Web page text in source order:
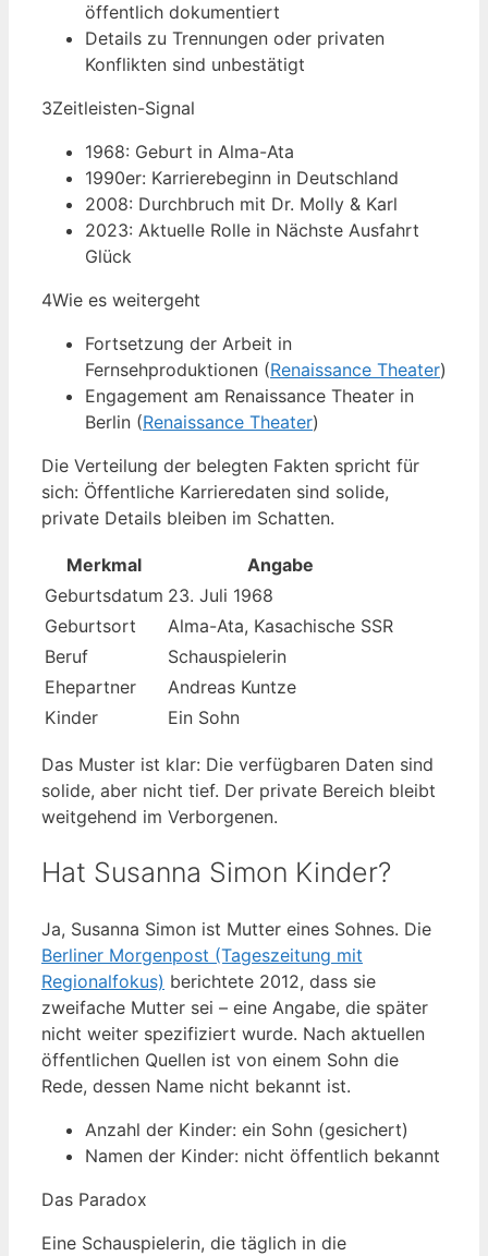
öffentlich dokumentiert
Details zu Trennungen oder privaten
Konflikten sind unbestätigt
3Zeitleisten-Signal
1968: Geburt in Alma-Ata
1990er: Karrierebeginn in Deutschland
2008: Durchbruch mit Dr. Molly & Karl
2023: Aktuelle Rolle in Nächste Ausfahrt
Glück
4Wie es weitergeht
Fortsetzung der Arbeit in
Fernsehproduktionen (Renaissance Theater)
Engagement am Renaissance Theater in
Berlin (Renaissance Theater)
Die Verteilung der belegten Fakten spricht für
sich: Öffentliche Karrieredaten sind solide,
private Details bleiben im Schatten.
Merkmal
Angabe
Geburtsdatum 23. Juli 1968
Geburtsort
Alma-Ata, Kasachische SSR
Beruf
Schauspielerin
Ehepartner
Andreas Kuntze
Kinder
Ein Sohn
Das Muster ist klar: Die verfügbaren Daten sind
solide, aber nicht tief. Der private Bereich bleibt
weitgehend im Verborgenen.
Hat Susanna Simon Kinder?
Ja, Susanna Simon ist Mutter eines Sohnes. Die
Berliner Morgenpost (Tageszeitung mit
Regionalfokus) berichtete 2012, dass sie
zweifache Mutter sei – eine Angabe, die später
nicht weiter spezifiziert wurde. Nach aktuellen
öffentlichen Quellen ist von einem Sohn die
Rede, dessen Name nicht bekannt ist.
Anzahl der Kinder: ein Sohn (gesichert)
Namen der Kinder: nicht öffentlich bekannt
Das Paradox
Eine Schauspielerin, die täglich in die